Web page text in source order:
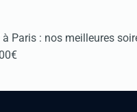
Paris : nos meilleures